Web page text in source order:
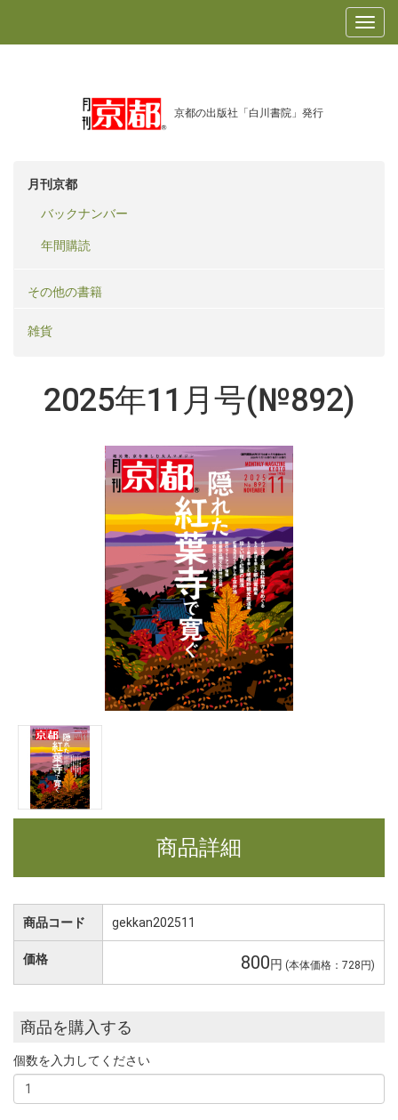
京都の出版社「白川書院」発行
月刊京都
バックナンバー
年間購読
その他の書籍
雑貨
2025年11月号(№892)
商品詳細
商品コード gekkan202511
価格 800円 (本体価格：728円)
商品を購入する
個数を入力してください